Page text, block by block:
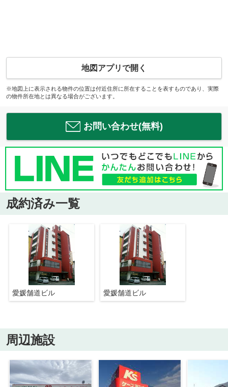
地図アプリで開く
※地図上に表示される物件の位置は付近住所に所在することを表すものであり、実際
の物件所在地とは異なる場合がございます。
お問い合わせ(無料)
成約済み一覧
愛媛舗道ビル 愛媛舗道ビル
周辺施設